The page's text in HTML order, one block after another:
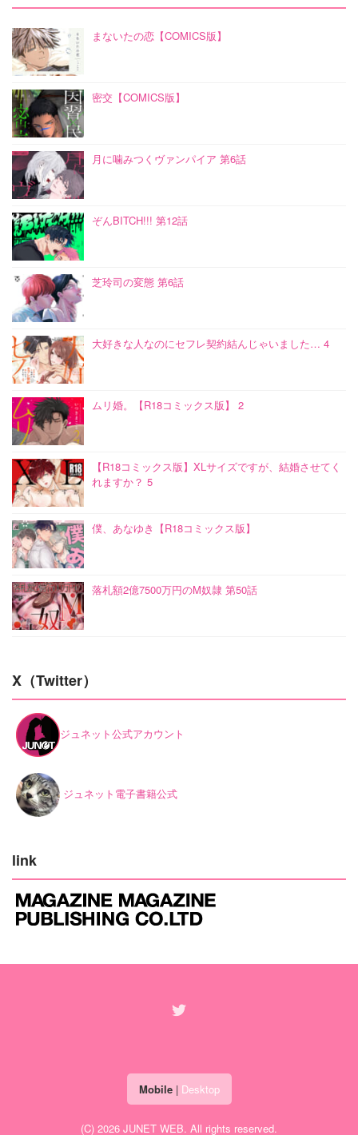
まないたの恋【COMICS版】
密交【COMICS版】
月に噛みつくヴァンパイア 第6話
ぞんBITCH!!! 第12話
芝玲司の変態 第6話
大好きな人なのにセフレ契約結んじゃいました… 4
ムリ婚。【R18コミックス版】 2
【R18コミックス版】XLサイズですが、結婚させてく
れますか？ 5
僕、あなゆき【R18コミックス版】
落札額2億7500万円のM奴隷 第50話
X（Twitter）
ジュネット公式アカウント
ジュネット電子書籍公式
link
Mobile| Desktop
(C) 2026 JUNET WEB. All rights reserved.